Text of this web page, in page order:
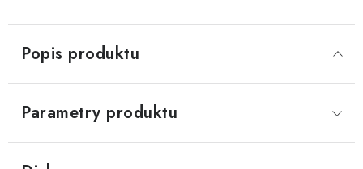
Popis produktu
Parametry produktu